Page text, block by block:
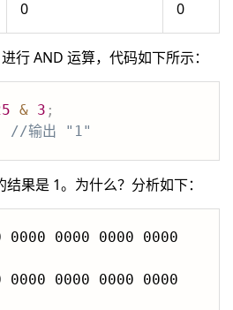
0 0
行 AND 运算，代码如下所示：
& 3 ;
//输出 "1"
果是 1。为什么？分析如下：